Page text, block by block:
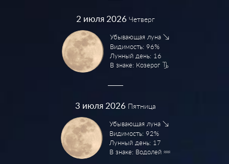
2 июля 2026 Четверг
Убывающая луна
Видимость: 96%
Лунный день: 16
В знаке: Козерог
3 июля 2026 Пятница
Убывающая луна
Видимость: 92%
Лунный день: 17
В знаке: Водолей